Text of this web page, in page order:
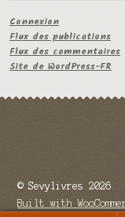
Connexion
Flux des publications
Flux des commentaires
Site de WordPress-FR
© Sevylivres 2026
Built with